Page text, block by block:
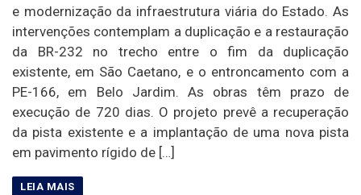
e modernização da infraestrutura viária do Estado. As
intervenções contemplam a duplicação e a restauração
da BR-232 no trecho entre o fim da duplicação
existente, em São Caetano, e o entroncamento com a
PE-166, em Belo Jardim. As obras têm prazo de
execução de 720 dias. O projeto prevê a recuperação
da pista existente e a implantação de uma nova pista
em pavimento rígido de […]